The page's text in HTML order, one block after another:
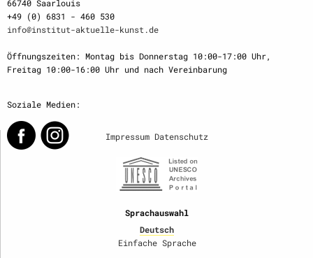
66740 Saarlouis
+49 (0) 6831 - 460 530
info@institut-aktuelle-kunst.de
Öffnungszeiten: Montag bis Donnerstag 10:00-17:00 Uhr,
Freitag 10:00-16:00 Uhr und nach Vereinbarung
Soziale Medien:
Impressum Datenschutz
Sprachauswahl
Deutsch
Einfache Sprache